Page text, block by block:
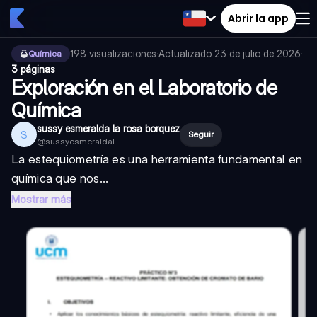
Abrir la app
Química 198 visualizaciones·Actualizado 23 de julio de 2026·
3 páginas
Exploración en el Laboratorio de
Química
S sussy esmeralda la rosa borquez
@sussyesmeraldal
Seguir
La estequiometría es una herramienta fundamental en
química que nos...
Mostrar más